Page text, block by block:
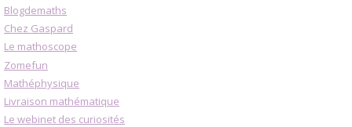
Blogdemaths
Chez Gaspard
Le mathoscope
Zomefun
Mathéphysique
Livraison mathématique
Le webinet des curiosités